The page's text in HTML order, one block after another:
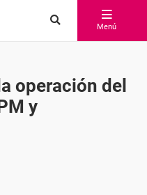
Menú
operación del
y